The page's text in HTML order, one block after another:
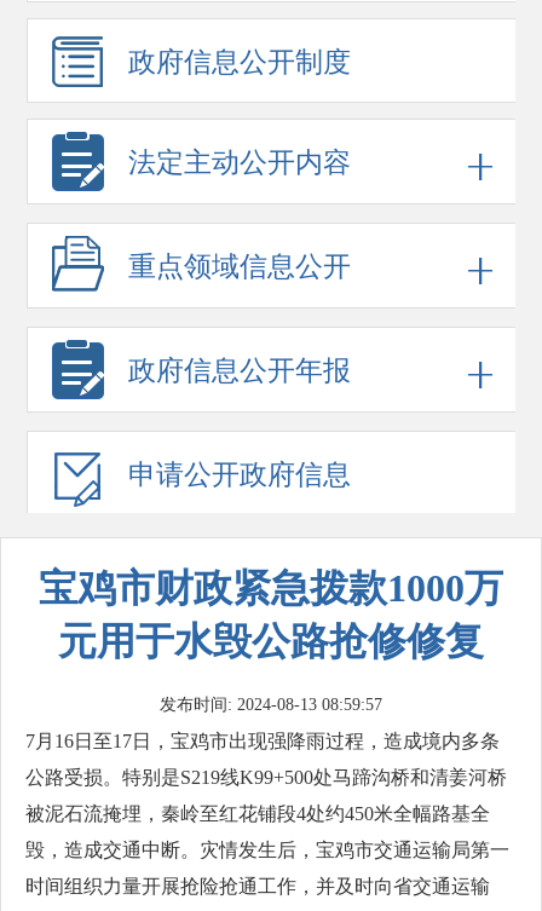
政府信息公开制度
法定主动公开内容
重点领域信息公开
政府信息公开年报
申请公开政府信息
宝鸡市财政紧急拨款1000万
元用于水毁公路抢修修复
发布时间: 2024-08-13 08:59:57
7月16日至17日，宝鸡市出现强降雨过程，造成境内多条
公路受损。特别是S219线K99+500处马蹄沟桥和清姜河桥
被泥石流掩埋，秦岭至红花铺段4处约450米全幅路基全
毁，造成交通中断。灾情发生后，宝鸡市交通运输局第一
时间组织力量开展抢险抢通工作，并及时向省交通运输